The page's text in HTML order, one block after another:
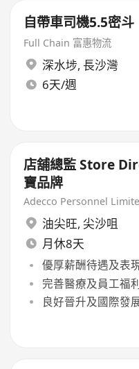
自帶車司機5.5密斗
Full Chain 富惠物流
深水埗, 長沙灣
6天/週
店舖總監 Store
寶品牌
Adecco Personnel
油尖旺, 尖沙咀
月休8天
優厚薪酬待遇及表
完善醫療及員工福
良好晉升及國際發